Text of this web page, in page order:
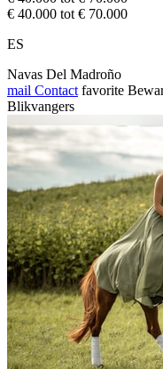
€ 40.000 tot € 70.000
ES
Navas Del Madroño
mail Contact favorite
Blikvangers